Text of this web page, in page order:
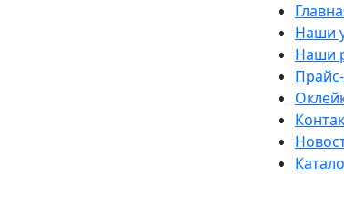
Наши
Наши